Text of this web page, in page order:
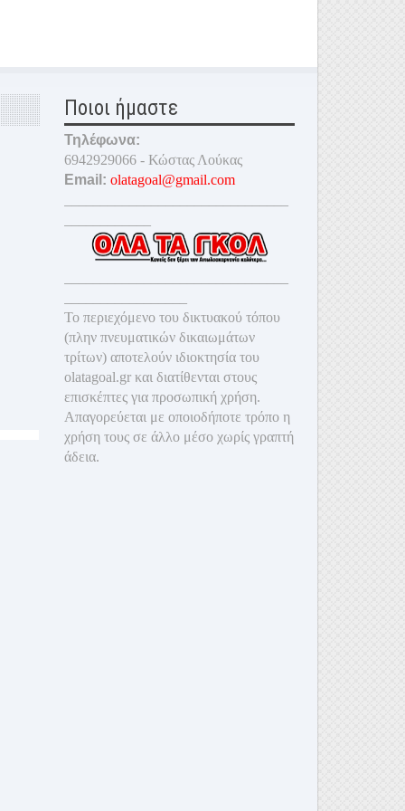
Ποιοι ήμαστε
Τηλέφωνα:
6942929066 - Κώστας Λούκας
Email: olatagoal@gmail.com
Το περιεχόμενο του δικτυακού τόπου
(πλην πνευματικών δικαιωμάτων
τρίτων) αποτελούν ιδιοκτησία του
olatagoal.gr και διατίθενται στους
επισκέπτες για προσωπική χρήση.
Απαγορεύεται με οποιοδήποτε τρόπο η
χρήση τους σε άλλο μέσο χωρίς γραπτή
άδεια.